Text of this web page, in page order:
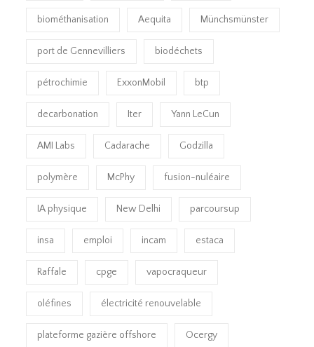
biométhanisation Aequita Münchsmünster
port de Gennevilliers biodéchets
pétrochimie ExxonMobil btp
decarbonation Iter Yann LeCun
AMI Labs Cadarache Godzilla
polymère McPhy fusion-nuléaire
IA physique New Delhi parcoursup
insa emploi incam estaca
Raffale cpge vapocraqueur
oléfines électricité renouvelable
plateforme gazière offshore Ocergy